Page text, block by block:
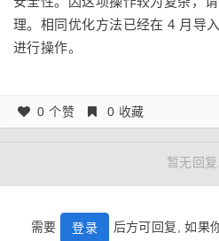
理。相同优化方法已经在 4 月导
进行操作。
0 个赞 0 收藏
暂无回复
需要 登录 后方可回复, 如果